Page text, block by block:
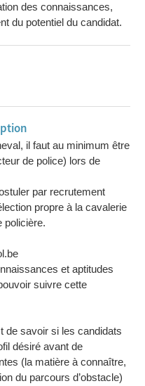
des connaissances,
du potentiel du candidat.
il faut au minimum être
de police) lors de
par recrutement
propre à la cavalerie
policière.
et aptitudes
suivre cette
de savoir si les candidats
désiré avant de
(la matière à connaître,
du parcours d’obstacle)